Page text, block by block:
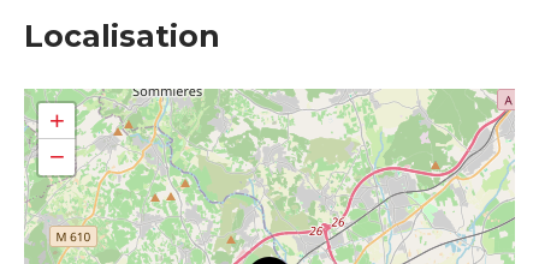
Localisation
+
−